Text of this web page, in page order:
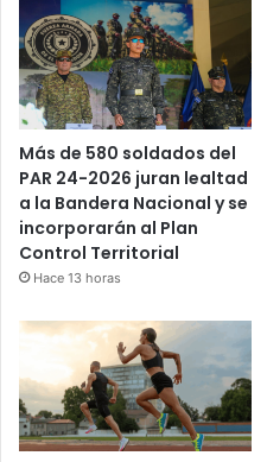
Más de 580 soldados del
PAR 24-2026 juran lealtad
a la Bandera Nacional y se
incorporarán al Plan
Control Territorial
Hace 13 horas